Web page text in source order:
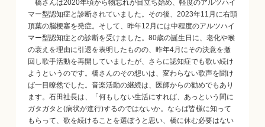
橋さんは2020年頃から物忘れが目立ち始め、軽度のアルツハイ
マー型認知症と診断されていました。その後、2023年11月に右頭
頂葉の脳梗塞を発症。そして、昨年12月には中程度のアルツハイ
マー型認知症との診断を受けました。80歳の誕生日に、老化や喉
の衰えを理由に引退を表明したものの、昨年4月にその決意を撤
回し歌手活動を再開していましたが、さらに認知症でも歌い続け
ようというのです。橋さんのその想いは、変わらない歌声を聞け
ば一目瞭然でした。音楽活動の継続は、医師からの勧めでもあり
ます。石田社長は、「何もしない生活にすれば、あっという間に
ガタガタと(病状が進行)するのではないか。ならば皆様に知って
もらって、歌を続けることを選ぼうと思い、橋に休む必要はない